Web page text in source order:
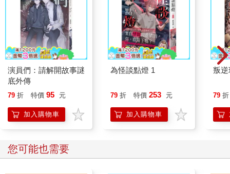
演員們：請解開故事謎
底外傳
79 折 特價 95 元
加入購物車
為怪談點燈 1
79 折 特價 253 元
加入購物車
叛逆
79 折
您可能也需要